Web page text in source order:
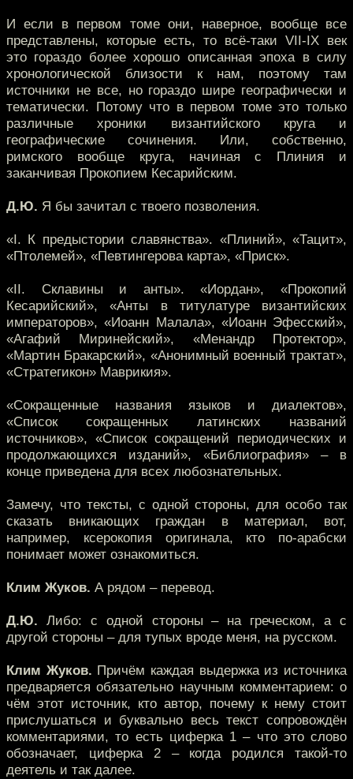
И если в первом томе они, наверное, вообще все
представлены, которые есть, то всё-таки VII-IX век
это гораздо более хорошо описанная эпоха в силу
хронологической близости к нам, поэтому там
источники не все, но гораздо шире географически и
тематически. Потому что в первом томе это только
различные хроники византийского круга и
географические сочинения. Или, собственно,
римского вообще круга, начиная с Плиния и
заканчивая Прокопием Кесарийским.
Д.Ю. Я бы зачитал с твоего позволения.
«I. К предыстории славянства». «Плиний», «Тацит»,
«Птолемей», «Певтингерова карта», «Приск».
«II. Склавины и анты». «Иордан», «Прокопий
Кесарийский», «Анты в титулатуре византийских
императоров», «Иоанн Малала», «Иоанн Эфесский»,
«Агафий Миринейский», «Менандр Протектор»,
«Мартин Бракарский», «Анонимный военный трактат»,
«Стратегикон» Маврикия».
«Сокращенные названия языков и диалектов»,
«Список сокращенных латинских названий
источников», «Список сокращений периодических и
продолжающихся изданий», «Библиография» – в
конце приведена для всех любознательных.
Замечу, что тексты, с одной стороны, для особо так
сказать вникающих граждан в материал, вот,
например, ксерокопия оригинала, кто по-арабски
понимает может ознакомиться.
Клим Жуков. А рядом – перевод.
Д.Ю. Либо: с одной стороны – на греческом, а с
другой стороны – для тупых вроде меня, на русском.
Клим Жуков. Причём каждая выдержка из источника
предваряется обязательно научным комментарием: о
чём этот источник, кто автор, почему к нему стоит
прислушаться и буквально весь текст сопровождён
комментариями, то есть циферка 1 – что это слово
обозначает, циферка 2 – когда родился такой-то
деятель и так далее.